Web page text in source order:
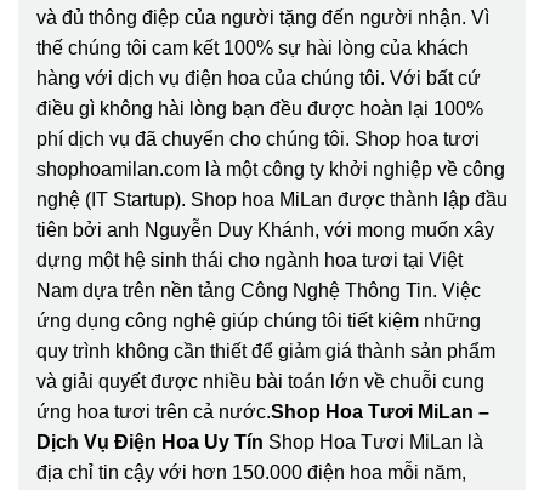
và đủ thông điệp của người tặng đến người nhận. Vì
thế chúng tôi cam kết 100% sự hài lòng của khách
hàng với dịch vụ điện hoa của chúng tôi. Với bất cứ
điều gì không hài lòng bạn đều được hoàn lại 100%
phí dịch vụ đã chuyển cho chúng tôi. Shop hoa tươi
shophoamilan.com là một công ty khởi nghiệp về công
nghệ (IT Startup). Shop hoa MiLan được thành lập đầu
tiên bởi anh Nguyễn Duy Khánh, với mong muốn xây
dựng một hệ sinh thái cho ngành hoa tươi tại Việt
Nam dựa trên nền tảng Công Nghệ Thông Tin. Việc
ứng dụng công nghệ giúp chúng tôi tiết kiệm những
quy trình không cần thiết để giảm giá thành sản phẩm
và giải quyết được nhiều bài toán lớn về chuỗi cung
ứng hoa tươi trên cả nước.Shop Hoa Tươi MiLan –
Dịch Vụ Điện Hoa Uy Tín Shop Hoa Tươi MiLan là
địa chỉ tin cậy với hơn 150.000 điện hoa mỗi năm,